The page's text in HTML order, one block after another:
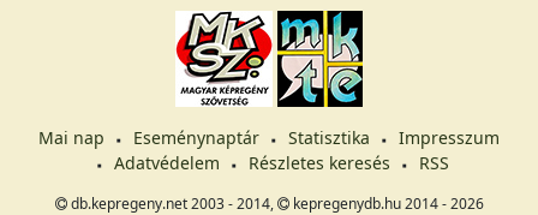
Mai nap Eseménynaptár Statisztika
Impresszum
Adatvédelem
Részletes keresés RSS
db.kepregeny.net 2003 - 2014, kepregenydb.hu 2014 - 2026